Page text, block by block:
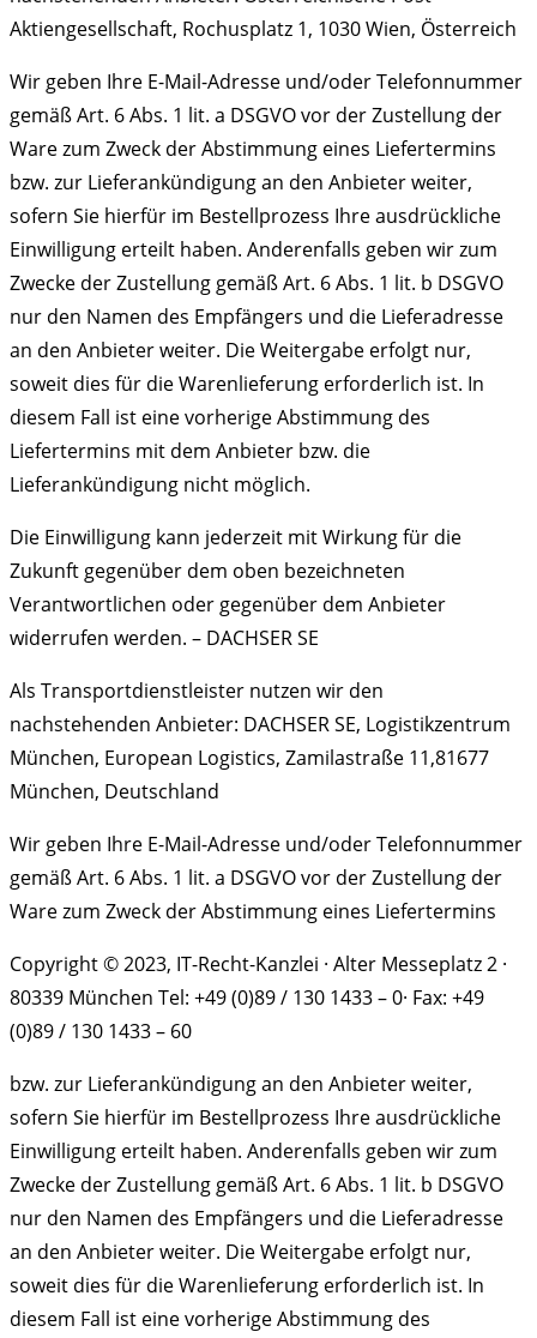
Aktiengesellschaft, Rochusplatz 1, 1030 Wien, Österreich
Wir geben Ihre E-Mail-Adresse und/oder Telefonnummer
gemäß Art. 6 Abs. 1 lit. a DSGVO vor der Zustellung der
Ware zum Zweck der Abstimmung eines Liefertermins
bzw. zur Lieferankündigung an den Anbieter weiter,
sofern Sie hierfür im Bestellprozess Ihre ausdrückliche
Einwilligung erteilt haben. Anderenfalls geben wir zum
Zwecke der Zustellung gemäß Art. 6 Abs. 1 lit. b DSGVO
nur den Namen des Empfängers und die Lieferadresse
an den Anbieter weiter. Die Weitergabe erfolgt nur,
soweit dies für die Warenlieferung erforderlich ist. In
diesem Fall ist eine vorherige Abstimmung des
Liefertermins mit dem Anbieter bzw. die
Lieferankündigung nicht möglich.
Die Einwilligung kann jederzeit mit Wirkung für die
Zukunft gegenüber dem oben bezeichneten
Verantwortlichen oder gegenüber dem Anbieter
widerrufen werden. – DACHSER SE
Als Transportdienstleister nutzen wir den
nachstehenden Anbieter: DACHSER SE, Logistikzentrum
München, European Logistics, Zamilastraße 11,81677
München, Deutschland
Wir geben Ihre E-Mail-Adresse und/oder Telefonnummer
gemäß Art. 6 Abs. 1 lit. a DSGVO vor der Zustellung der
Ware zum Zweck der Abstimmung eines Liefertermins
Copyright © 2023, IT-Recht-Kanzlei · Alter Messeplatz 2 ·
80339 München Tel: +49 (0)89 / 130 1433 – 0· Fax: +49
(0)89 / 130 1433 – 60
bzw. zur Lieferankündigung an den Anbieter weiter,
sofern Sie hierfür im Bestellprozess Ihre ausdrückliche
Einwilligung erteilt haben. Anderenfalls geben wir zum
Zwecke der Zustellung gemäß Art. 6 Abs. 1 lit. b DSGVO
nur den Namen des Empfängers und die Lieferadresse
an den Anbieter weiter. Die Weitergabe erfolgt nur,
soweit dies für die Warenlieferung erforderlich ist. In
diesem Fall ist eine vorherige Abstimmung des